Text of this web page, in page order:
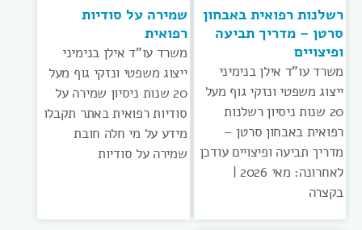
רשלנות רפואית באבחון
סרטן – מדריך תביעה
ופיצויים
משרד עו”ד אילן בנימיני
ייצוג משפטי ונזקי גוף מעל
20 שנות ניסיון רשלנות
רפואית באבחון סרטן –
מדריך תביעה ופיצויים עודכן
לאחרונה: מאי 2026 |
בקצרה
שמירה על סודיות
רפואית
משרד עו”ד אילן בנימיני
ייצוג משפטי ונזקי גוף מעל
20 שנות ניסיון שמירה על
סודיות רפואית באתר תקבלו
מידע על מי חלה חובת
שמירה על סודיות